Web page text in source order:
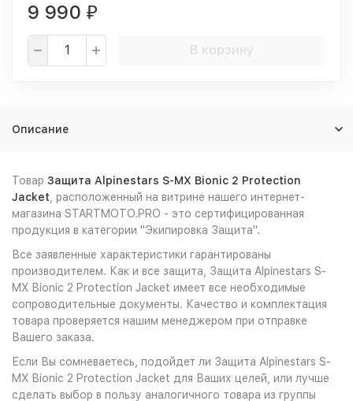
9 990 ₽
В корзину
Описание
Товар Защита Alpinestars S-MX Bionic 2 Protection
Jacket , расположенный на витрине нашего интернет-
магазина STARTMOTO.PRO - это сертифицированная
продукция в категории "Экипировка Защита".
Все заявленные характеристики гарантированы
производителем. Как и все защита, Защита Alpinestars S-
MX Bionic 2 Protection Jacket имеет все необходимые
сопроводительные документы. Качество и комплектация
товара проверяется нашим менеджером при отправке
Вашего заказа.
Если Вы сомневаетесь, подойдет ли Защита Alpinestars S-
MX Bionic 2 Protection Jacket для Ваших целей, или лучше
сделать выбор в пользу аналогичного товара из группы